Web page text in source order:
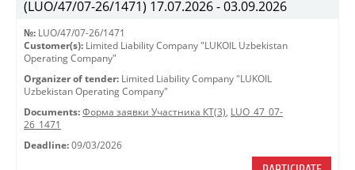
(LUO/47/07-26/1471) 17.07.2026 - 03.09.2026
№: LUO/47/07-26/1471
Customer(s): Limited Liability Company "LUKOIL Uzbekistan
Operating Company"
Organizer of tender: Limited Liability Company "LUKOIL
Uzbekistan Operating Company"
Documents: Форма заявки Участника КТ(3), LUO_47_07-
26_1471
Deadline: 09/03/2026